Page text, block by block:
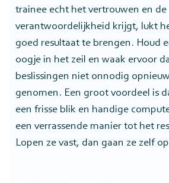
trainee echt het vertrouwen en de
verantwoordelijkheid krijgt, lukt
goed resultaat te brengen. Houd
oogje in het zeil en waak ervoor
beslissingen niet onnodig
genomen. Een groot voordeel is
een frisse blik en handige
een verrassende manier tot het
Lopen ze vast, dan gaan ze zelf